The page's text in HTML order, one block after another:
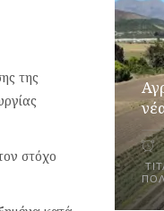
της
στόχο